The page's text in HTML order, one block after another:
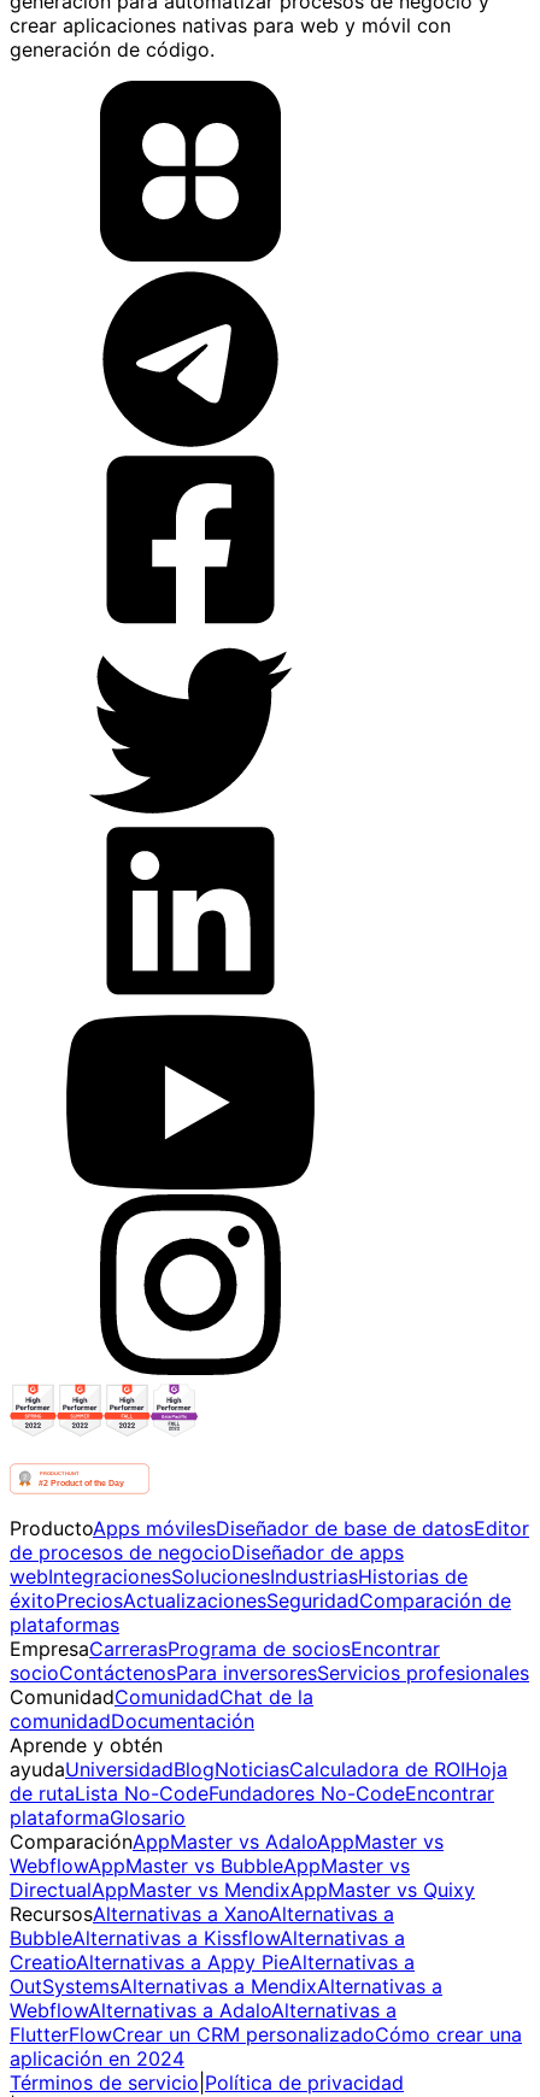
crear aplicaciones nativas para web y móvil con
generación de código.
ProductoApps móvilesDiseñador de base de datosEditor
de procesos de negocioDiseñador de apps
webIntegracionesSolucionesIndustriasHistorias de
éxitoPreciosActualizacionesSeguridadComparación de
plataformas
EmpresaCarrerasPrograma de sociosEncontrar
socioContáctenosPara inversoresServicios profesionales
ComunidadComunidadChat de la
comunidadDocumentación
Aprende y obtén
ayudaUniversidadBlogNoticiasCalculadora de ROIHoja
de rutaLista No-CodeFundadores No-CodeEncontrar
plataformaGlosario
ComparaciónAppMaster vs AdaloAppMaster vs
WebflowAppMaster vs BubbleAppMaster vs
DirectualAppMaster vs MendixAppMaster vs Quixy
RecursosAlternativas a XanoAlternativas a
BubbleAlternativas a KissflowAlternativas a
CreatioAlternativas a Appy PieAlternativas a
OutSystemsAlternativas a MendixAlternativas a
WebflowAlternativas a AdaloAlternativas a
FlutterFlowCrear un CRM personalizadoCómo crear una
aplicación en 2024
Términos de servicio Política de privacidad